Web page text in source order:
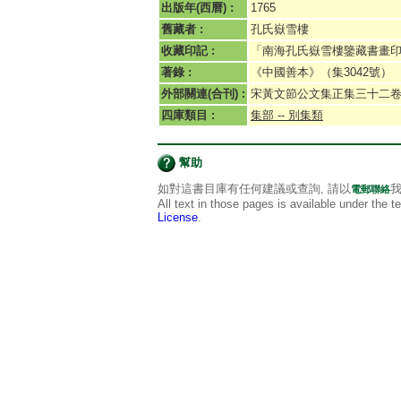
出版年(西曆) :
1765
舊藏者 :
孔氏嶽雪樓
收藏印記 :
「南海孔氏嶽雪樓鑒藏書畫
著錄 :
《中國善本》（集3042號）
外部關連(合刊) : 宋黃文節公文集正集三十二
四庫類目 :
集部 -- 別集類
幫助
如對這書目庫有任何建議或查詢, 請以電郵聯絡
All text in those pages is available under the
License.